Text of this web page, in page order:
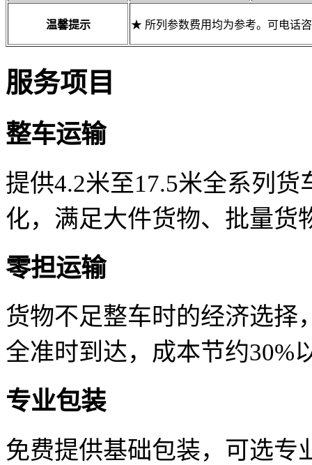
温馨提示 ★ 所列参数费用均为参考。可电话
服务项目
整车运输
提供4.2米至17.5米全系列
化，满足大件货物、批量货
零担运输
货物不足整车时的经济选择
全准时到达，成本节约30%
专业包装
免费提供基础包装，可选专